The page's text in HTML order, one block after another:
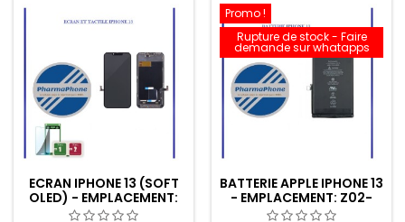
ECRAN IPHONE 13 (SOFT
OLED) - EMPLACEMENT:
Z02-R03-E01
Promo !
Rupture de stock - Faire
demande sur whatapps
BATTERIE APPLE IPHONE 13
- EMPLACEMENT: Z02-
R03-E02